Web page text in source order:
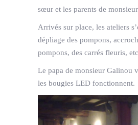
sœur et les parents de
Arrivés sur place, les ateliers
dépliage des pompons,
pompons, des carrés fleuris,
Le papa de monsieur Galinou
les bougies LED fonctionnent.